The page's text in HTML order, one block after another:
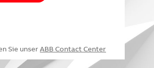
Sie unser ABB Contact Center